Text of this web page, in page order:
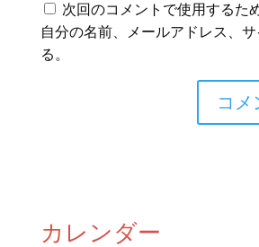
次回のコメントで使用するた
自分の名前、メールアドレス、
る。
カレンダー